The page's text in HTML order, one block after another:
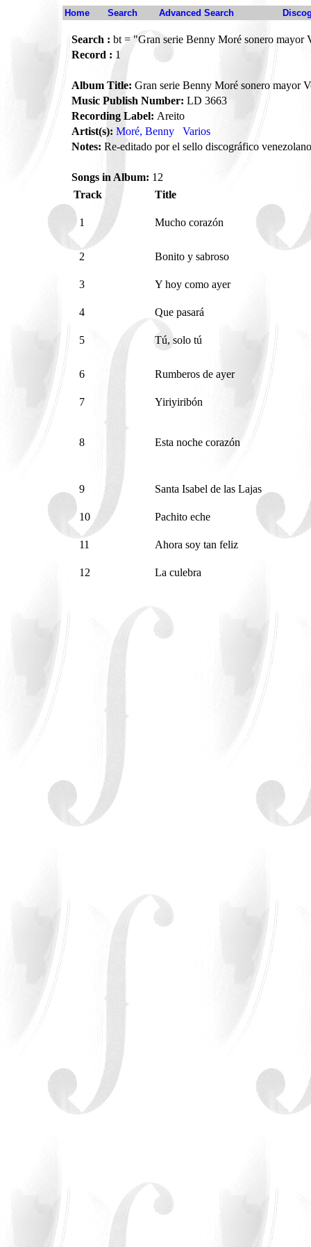
Home Search Advanced Search
Search : bt = "Gran serie Benny Moré sonero mayor
Record : 1
Album Title: Gran serie Benny Moré sonero mayor
Music Publish Number: LD 3663
Recording Label: Areito
Artist(s): Moré, Benny
Varios
Notes: Re-editado por el sello discográfico
Songs in Album: 12
Track
Title
1 Mucho corazón
2 Bonito y sabroso
3 Y hoy como ayer
4 Que pasará
5 Tú, solo tú
6 Rumberos de ayer
7 Yiriyiribón
8 Esta noche corazón
9 Santa Isabel de las Lajas
10 Pachito eche
11 Ahora soy tan feliz
12 La culebra